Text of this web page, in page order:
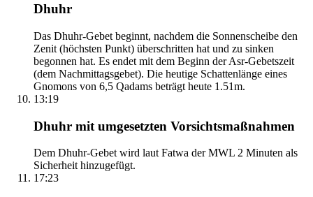
Dhuhr
Das Dhuhr-Gebet beginnt, nachdem die Sonnenscheibe den
Zenit (höchsten Punkt) überschritten hat und zu sinken
begonnen hat. Es endet mit dem Beginn der Asr-Gebetszeit
(dem Nachmittagsgebet). Die heutige Schattenlänge eines
Gnomons von 6,5 Qadams beträgt heute 1.51m.
13:19
Dhuhr mit umgesetzten Vorsichtsmaßnahmen
Dem Dhuhr-Gebet wird laut Fatwa der MWL 2 Minuten als
Sicherheit hinzugefügt.
17:23